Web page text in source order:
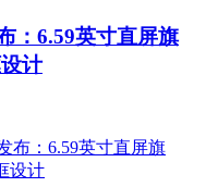
：6.59英寸直屏旗
计